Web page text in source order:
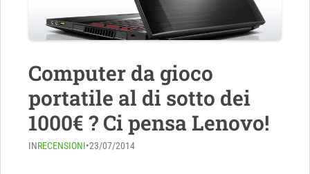
Computer da gioco
portatile al di sotto dei
1000€ ? Ci pensa Lenovo!
INRECENSIONI•23/07/2014